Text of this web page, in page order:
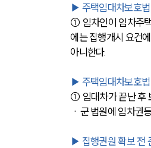
▶ 주택임대차보호
① 임차인이 임차주
에는 집행개시 요건
아니한다.
▶ 주택임대차보호
① 임대차가 끝난 후
ㆍ군 법원에 임차권
▶ 집행권원 확보 전